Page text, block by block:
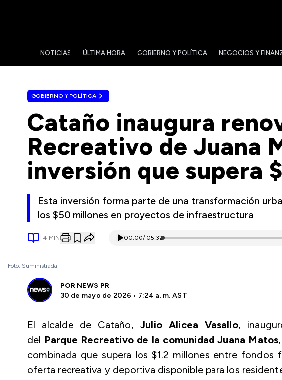
NOTICIAS ÚLTIMA HORA GOBIERNO Y POLÍTICA NEGOCIOS Y
GOBIERNO Y POLÍTICA
Cataño inaugura
Recreativo de Juana
inversión que supera
Esta inversión forma parte de una transformación
los $50 millones en proyectos de infraestructura
4 MIN 00:00/ 05:32
Foto: Suministrada
POR NEWS PR
30 de mayo de 2026 • 7:24 a. m. AST
El alcalde de Cataño, Julio Alicea Vasallo,
del Parque Recreativo de la comunidad Juana Matos
combinada que supera los $1.2 millones entre fondos
oferta recreativa y deportiva disponible para los